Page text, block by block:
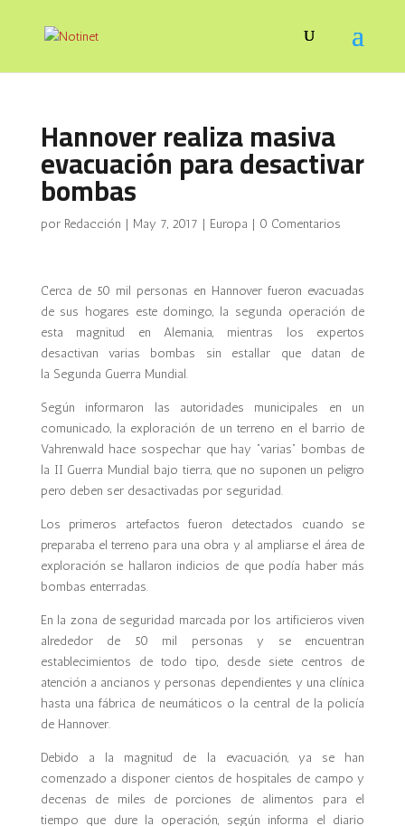
Hannover realiza masiva
evacuación para desactivar
bombas
por Redacción | May 7, 2017 | Europa | 0 Comentarios
Cerca de 50 mil personas en Hannover fueron evacuadas
de sus hogares este domingo, la segunda operación de
esta magnitud en Alemania, mientras los expertos
desactivan varias bombas sin estallar que datan de
la Segunda Guerra Mundial.
Según informaron las autoridades municipales en un
comunicado, la exploración de un terreno en el barrio de
Vahrenwald hace sospechar que hay “varias” bombas de
la II Guerra Mundial bajo tierra, que no suponen un peligro
pero deben ser desactivadas por seguridad.
Los primeros artefactos fueron detectados cuando se
preparaba el terreno para una obra y al ampliarse el área de
exploración se hallaron indicios de que podía haber más
bombas enterradas.
En la zona de seguridad marcada por los artificieros viven
alrededor de 50 mil personas y se encuentran
establecimientos de todo tipo, desde siete centros de
atención a ancianos y personas dependientes y una clínica
hasta una fábrica de neumáticos o la central de la policía
de Hannover.
Debido a la magnitud de la evacuación, ya se han
comenzado a disponer cientos de hospitales de campo y
decenas de miles de porciones de alimentos para el
tiempo que dure la operación, según informa el diario